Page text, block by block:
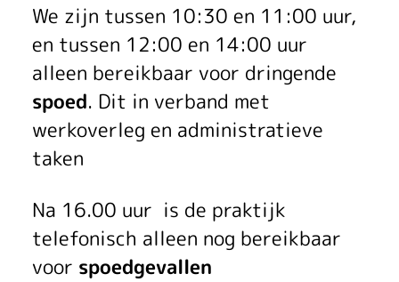
We zijn tussen 10:30 en 11:00 uur,
en tussen 12:00 en 14:00 uur
alleen bereikbaar voor dringende
spoed. Dit in verband met
werkoverleg en administratieve
taken
Na 16.00 uur is de praktijk
telefonisch alleen nog bereikbaar
voor spoedgevallen